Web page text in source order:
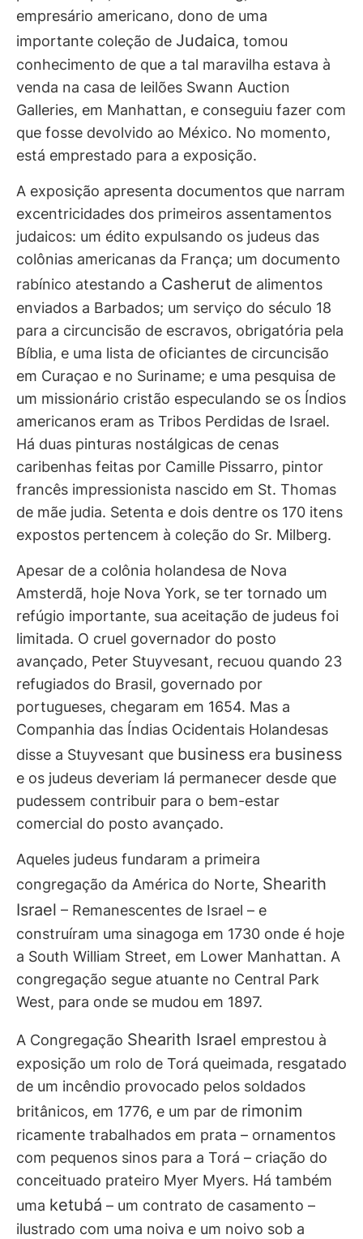
empresário americano, dono de uma
importante coleção de Judaica, tomou
conhecimento de que a tal maravilha estava à
venda na casa de leilões Swann Auction
Galleries, em Manhattan, e conseguiu fazer com
que fosse devolvido ao México. No momento,
está emprestado para a exposição.
A exposição apresenta documentos que narram
excentricidades dos primeiros assentamentos
judaicos: um édito expulsando os judeus das
colônias americanas da França; um documento
rabínico atestando a Casherut de alimentos
enviados a Barbados; um serviço do século 18
para a circuncisão de escravos, obrigatória pela
Bíblia, e uma lista de oficiantes de circuncisão
em Curaçao e no Suriname; e uma pesquisa de
um missionário cristão especulando se os Índios
americanos eram as Tribos Perdidas de Israel.
Há duas pinturas nostálgicas de cenas
caribenhas feitas por Camille Pissarro, pintor
francês impressionista nascido em St. Thomas
de mãe judia. Setenta e dois dentre os 170 itens
expostos pertencem à coleção do Sr. Milberg.
Apesar de a colônia holandesa de Nova
Amsterdã, hoje Nova York, se ter tornado um
refúgio importante, sua aceitação de judeus foi
limitada. O cruel governador do posto
avançado, Peter Stuyvesant, recuou quando 23
refugiados do Brasil, governado por
portugueses, chegaram em 1654. Mas a
Companhia das Índias Ocidentais Holandesas
disse a Stuyvesant que business era business
e os judeus deveriam lá permanecer desde que
pudessem contribuir para o bem-estar
comercial do posto avançado.
Aqueles judeus fundaram a primeira
congregação da América do Norte, Shearith
Israel – Remanescentes de Israel – e
construíram uma sinagoga em 1730 onde é hoje
a South William Street, em Lower Manhattan. A
congregação segue atuante no Central Park
West, para onde se mudou em 1897.
A Congregação Shearith Israel emprestou à
exposição um rolo de Torá queimada, resgatado
de um incêndio provocado pelos soldados
britânicos, em 1776, e um par de rimonim
ricamente trabalhados em prata – ornamentos
com pequenos sinos para a Torá – criação do
conceituado prateiro Myer Myers. Há também
uma ketubá – um contrato de casamento –
ilustrado com uma noiva e um noivo sob a